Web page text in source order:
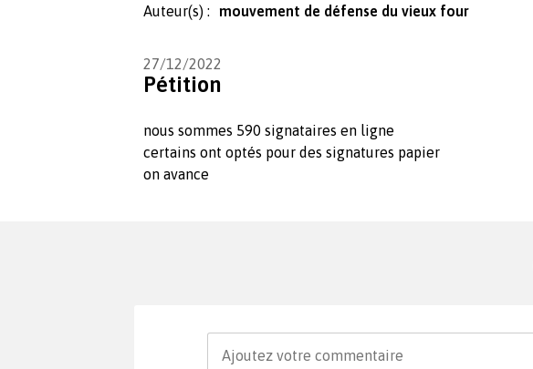
Auteur(s) : mouvement de défense du vieux four
27/12/2022
Pétition
nous sommes 590 signataires en ligne
certains ont optés pour des signatures papier
on avance